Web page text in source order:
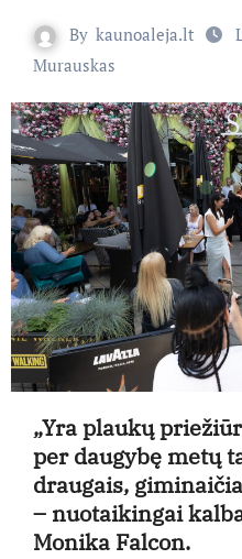
By kaunoaleja.lt
Murauskas
„Yra plaukų
per daugybę metų
draugais,
– nuotaikingai
Monika Falcon.